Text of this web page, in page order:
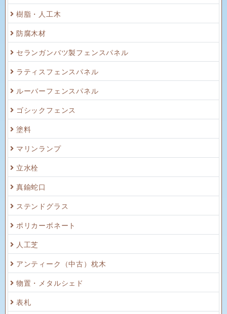
樹脂・人工木
防腐木材
セランガンバツ製フェンスパネル
ラティスフェンスパネル
ルーバーフェンスパネル
ゴシックフェンス
塗料
マリンランプ
立水栓
真鍮蛇口
ステンドグラス
ポリカーボネート
人工芝
アンティーク（中古）枕木
物置・メタルシェド
表札